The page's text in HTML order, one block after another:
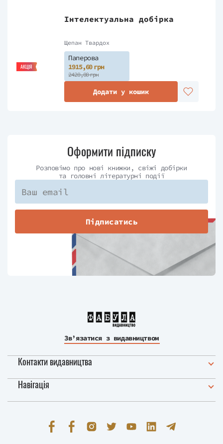
АКЦІЯ
Інтелектуальна добірка
Щепан Твардох
Паперова
1915,60 грн
2420,00 грн
Додати у кошик
Оформити підписку
Розповімо про нові книжки, свіжі добірки
та головні літературні події
Підписатись
Зв’язатися з видавництвом
Контакти видавництва
Навігація